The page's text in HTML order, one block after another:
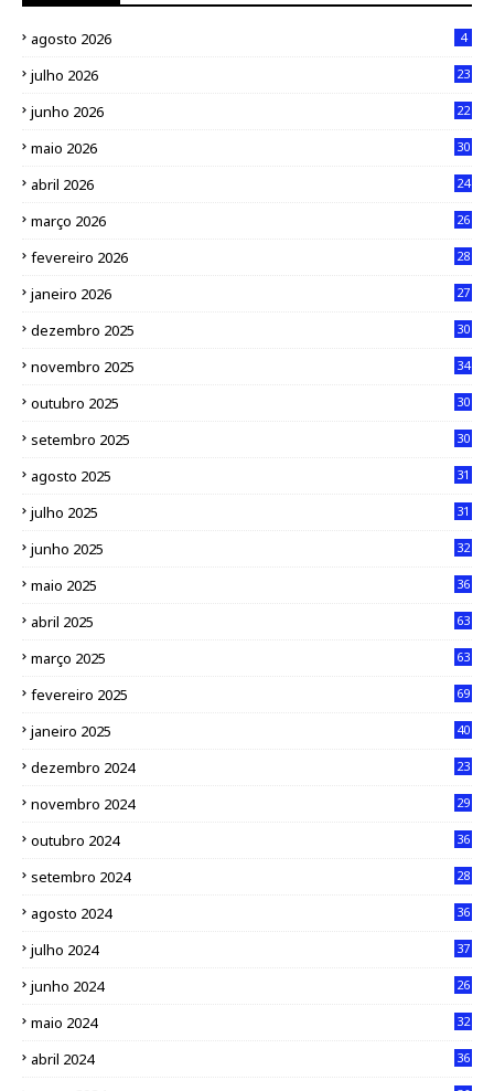
agosto 2026 4
julho 2026 23
junho 2026 22
maio 2026 30
abril 2026 24
março 2026 26
fevereiro 2026 28
janeiro 2026 27
dezembro 2025 30
novembro 2025 34
outubro 2025 30
setembro 2025 30
agosto 2025 31
julho 2025 31
junho 2025 32
maio 2025 36
abril 2025 63
março 2025 63
fevereiro 2025 69
janeiro 2025 40
dezembro 2024 23
novembro 2024 29
outubro 2024 36
setembro 2024 28
agosto 2024 36
julho 2024 37
junho 2024 26
maio 2024 32
abril 2024 36